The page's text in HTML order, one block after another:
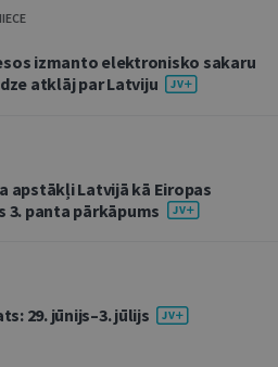
izmanto elektronisko sakaru
atklāj par Latviju
apstākļi Latvijā kā Eiropas
3. panta pārkāpums
29. jūnijs–3. jūlijs